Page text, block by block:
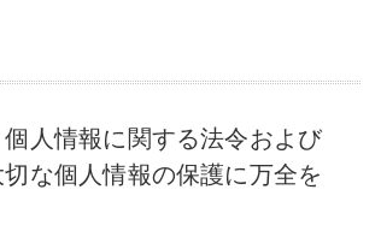
人情報に関する法令および
な個人情報の保護に万全を